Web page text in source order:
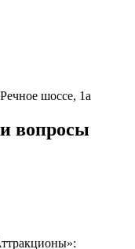
шоссе, 1а
вопросы